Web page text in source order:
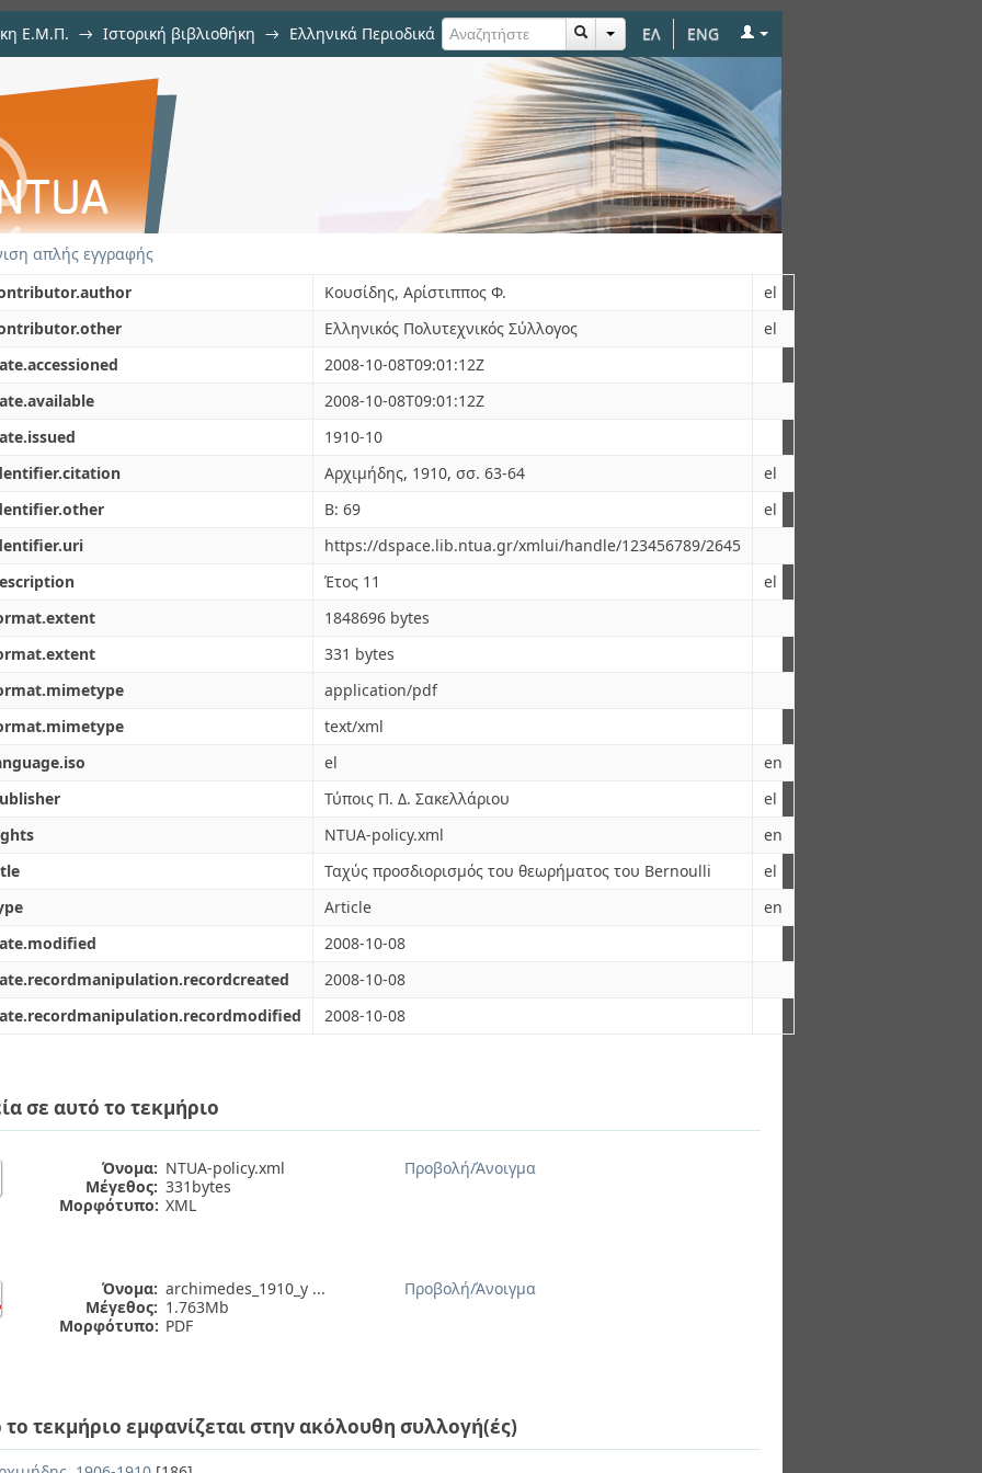
ΕΛ ENG
Ε.Μ.Π. → Ιστορική βιβλιοθήκη → Ελληνικά Περιοδικά
του θεωρήματος του Bernoulli
απλής εγγραφής
Κουσίδης, Αρίστιππος Φ.
el
Ελληνικός Πολυτεχνικός Σύλλογος
el
2008-10-08T09:01:12Z
2008-10-08T09:01:12Z
1910-10
Αρχιμήδης, 1910, σσ. 63-64
el
Β: 69
el
https://dspace.lib.ntua.gr/xmlui/handle/123456789/2645
Έτος 11
el
1848696 bytes
331 bytes
application/pdf
text/xml
el
en
Τύποις Π. Δ. Σακελλάριου
el
NTUA-policy.xml
en
Ταχύς προσδιορισμός του θεωρήματος του Bernoulli
el
Article
en
2008-10-08
2008-10-08
2008-10-08
σε αυτό το τεκμήριο
Όνομα: NTUA-policy.xml
Μέγεθος: 331bytes
Μορφότυπο: XML
Προβολή/Άνοιγμα
Όνομα: archimedes_1910_y ...
Μέγεθος: 1.763Mb
Μορφότυπο: PDF
Προβολή/Άνοιγμα
το τεκμήριο εμφανίζεται στην ακόλουθη συλλογή(ές)